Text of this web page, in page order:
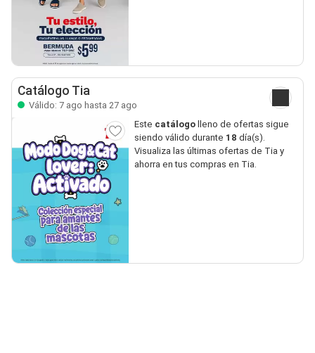
Catálogo Tia
Válido: 7 ago hasta 27 ago
Este catálogo lleno de ofertas sigue
siendo válido durante 18 día(s).
Visualiza las últimas ofertas de Tia y
ahorra en tus compras en Tia.